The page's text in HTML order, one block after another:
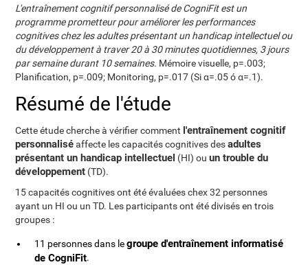
L'entraînement cognitif personnalisé de CogniFit est un
programme prometteur pour améliorer les performances
cognitives chez les adultes présentant un handicap intellectuel ou
du développement à traver 20 à 30 minutes quotidiennes, 3 jours
par semaine durant 10 semaines. Mémoire visuelle, p=.003;
Planification, p=.009; Monitoring, p=.017 (Si α=.05 ó α=.1).
Résumé de l'étude
Cette étude cherche à vérifier comment l'entraînement cognitif
personnaliséaffecte les capacités cognitives desadultes
présentant un handicap intellectuel (HI) ouun trouble du
développement (TD).
15 capacités cognitives ont été évaluées chex 32 personnes
ayant un HI ou un TD. Les participants ont été divisés en trois
groupes :
11 personnes dans legroupe d'entraînement informatisé
de CogniFit.